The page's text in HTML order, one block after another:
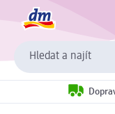
Hledat a najít